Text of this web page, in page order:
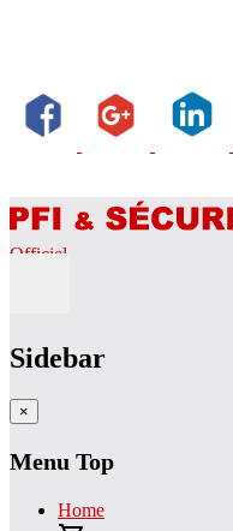
Officiel
Sidebar
×
Menu Top
Home